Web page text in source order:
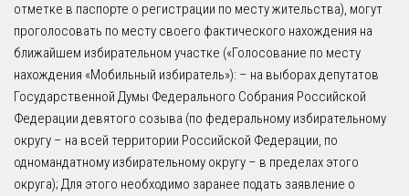
отметке в паспорте о регистрации по месту жительства), могут
проголосовать по месту своего фактического нахождения на
ближайшем избирательном участке («Голосование по месту
нахождения «Мобильный избиратель»): – на выборах депутатов
Государственной Думы Федерального Собрания Российской
Федерации девятого созыва (по федеральному избирательному
округу – на всей территории Российской Федерации, по
одномандатному избирательному округу – в пределах этого
округа); Для этого необходимо заранее подать заявление о